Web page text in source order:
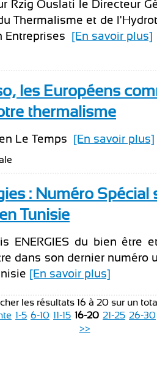
Rzig Ouslati le Directeur
Thermalisme et de
Entreprises [En savoir plus]
les Européens
thermalisme
Le Temps [En savoir plus]
: Numéro Spécial
Tunisie
ENERGIES du bien être
dans son dernier numéro
[En savoir plus]
les résultats 16 à 20 sur un
1-5 6-10 11-15 16-20 21-25 26-30
>>